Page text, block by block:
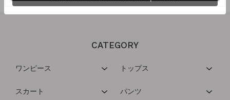
CATEGORY
ワンピース トップス
スカート パンツ